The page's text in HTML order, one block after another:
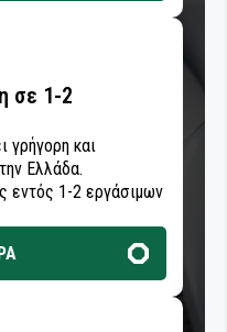
σε 1-2
γρήγορη και
Ελλάδα.
εντός 1-2 εργάσιμων